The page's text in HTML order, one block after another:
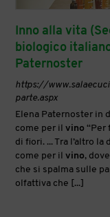
Inno alla vita
biologico
Paternoster
https://
parte.aspx
Elena Paternoster in
come per ilvino “Per
di fiori. ... Tra l’altro
come per ilvino,
che si spalma sulle
olfattiva che [...]